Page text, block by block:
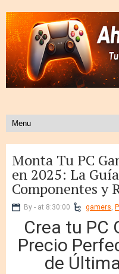
Monta Tu PC
en 2025: La
Componentes y
By - at 8:30:00 gamers,
Crea tu PC
Precio
de